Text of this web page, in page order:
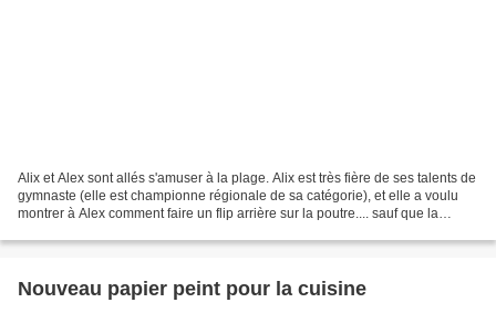
Alix et Alex sont allés s'amuser à la plage. Alix est très fière de ses talents de
gymnaste (elle est championne régionale de sa catégorie), et elle a voulu
montrer à Alex comment faire un flip arrière sur la poutre.... sauf que la
Nouveau papier peint pour la cuisine